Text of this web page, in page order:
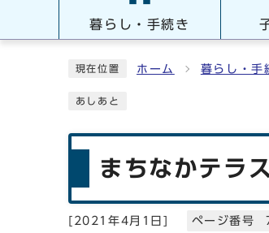
暮らし・手続き
現在位置 ホーム 暮らし・手
あしあと
まちなかテラ
2021年4月1日 ページ番号